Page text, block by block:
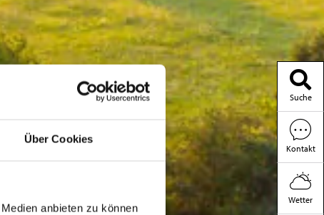
Über Cookies
anbieten zu können
Suche
Kontakt
Wetter